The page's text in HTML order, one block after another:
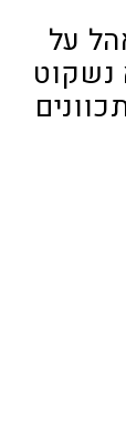
על
נשקוט